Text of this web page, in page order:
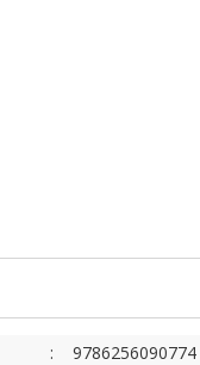
:
9786256090774